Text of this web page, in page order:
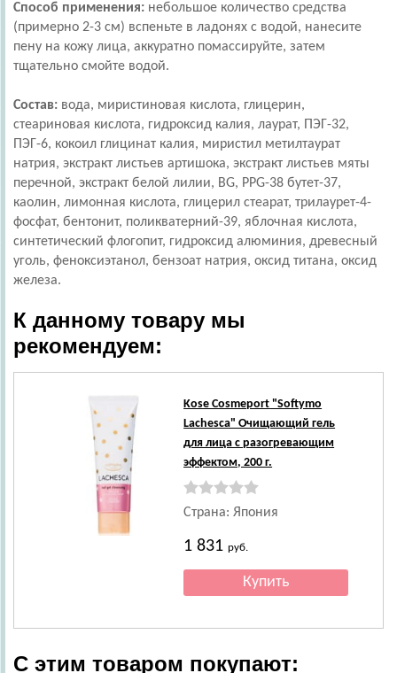
Способ применения: небольшое количество средства
(примерно 2-3 см) вспеньте в ладонях с водой, нанесите
пену на кожу лица, аккуратно помассируйте, затем
тщательно смойте водой.
Состав: вода, миристиновая кислота, глицерин,
стеариновая кислота, гидроксид калия, лаурат, ПЭГ-32,
ПЭГ-6, кокоил глицинат калия, миристил метилтаурат
натрия, экстракт листьев артишока, экстракт листьев мяты
перечной, экстракт белой лилии, BG, PPG-38 бутет-37,
каолин, лимонная кислота, глицерил стеарат, трилаурет-4-
фосфат, бентонит, поликватерний-39, яблочная кислота,
синтетический флогопит, гидроксид алюминия, древесный
уголь, феноксиэтанол, бензоат натрия, оксид титана, оксид
железа.
К данному товару мы
рекомендуем:
Kose Cosmeport "Softymo
Lachesca" Очищающий гель
для лица с разогревающим
эффектом, 200 г.
Страна: Япония
1 831руб.
С этим товаром покупают: